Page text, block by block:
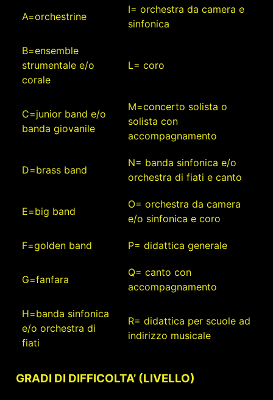
A=orchestrine
I= orchestra da camera e
sinfonica
B=ensemble
strumentale e/o
corale
L= coro
C=junior band e/o
banda giovanile
M=concerto solista o
solista con
accompagnamento
D=brass band
N= banda sinfonica e/o
orchestra di fiati e canto
E=big band
O= orchestra da camera
e/o sinfonica e coro
F=golden band P= didattica generale
G=fanfara
Q= canto con
accompagnamento
H=banda sinfonica
e/o orchestra di
fiati
R= didattica per scuole ad
indirizzo musicale
GRADI DI DIFFICOLTA’ (LIVELLO)